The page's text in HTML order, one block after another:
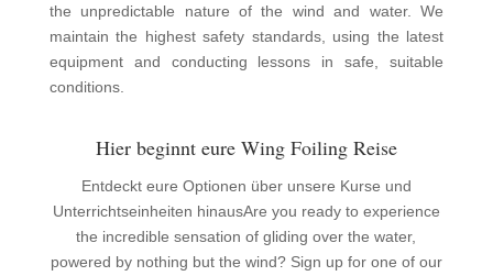
the unpredictable nature of the wind and water. We
maintain the highest safety standards, using the latest
equipment and conducting lessons in safe, suitable
conditions.
Hier beginnt eure Wing Foiling Reise
Entdeckt eure Optionen über unsere Kurse und
Unterrichtseinheiten hinausAre you ready to experience
the incredible sensation of gliding over the water,
powered by nothing but the wind? Sign up for one of our